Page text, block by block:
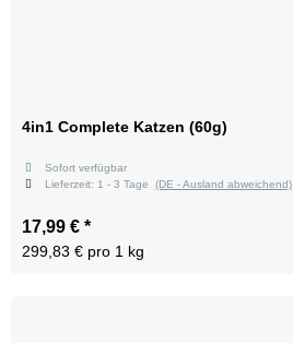
4in1 Complete Katzen (60g)
Sofort verfügbar
Lieferzeit: 1 - 3 Tage (DE - Ausland abweichend)
17,99 € *
299,83 € pro 1 kg